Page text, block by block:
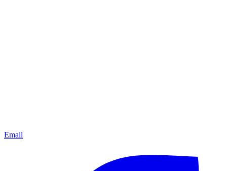
Email